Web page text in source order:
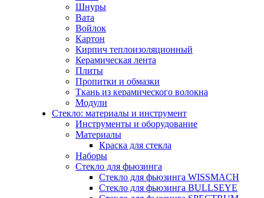
Шнуры
Вата
Войлок
Картон
Кирпич теплоизоляционный
Керамическая лента
Плиты
Пропитки и обмазки
Ткань из керамического волокна
Модули
Стекло: материалы и инструмент
Инструменты и оборудование
Материалы
Краска для стекла
Наборы
Стекло для фьюзинга
Стекло для фьюзинга WISSMACH
Стекло для фьюзинга BULLSEYE